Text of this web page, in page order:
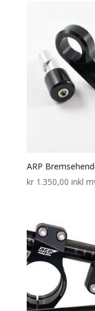
ARP
kr1.350,00 inkl